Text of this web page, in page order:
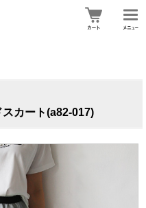
カート(a82-017)